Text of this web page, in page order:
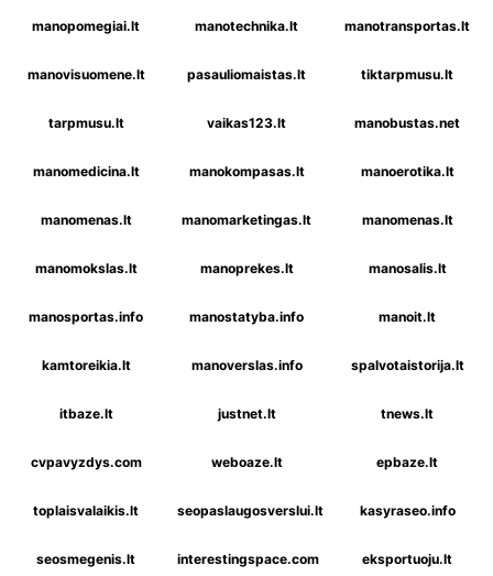
manopomegiai.lt manotechnika.lt manotransportas.lt
manovisuomene.lt pasauliomaistas.lt tiktarpmusu.lt
tarpmusu.lt vaikas123.lt manobustas.net
manomedicina.lt manokompasas.lt manoerotika.lt
manomenas.lt manomarketingas.lt manomenas.lt
manomokslas.lt manoprekes.lt manosalis.lt
manosportas.info manostatyba.info manoit.lt
kamtoreikia.lt manoverslas.info spalvotaistorija.lt
itbaze.lt justnet.lt tnews.lt
cvpavyzdys.com weboaze.lt epbaze.lt
toplaisvalaikis.lt seopaslaugosverslui.lt kasyraseo.info
seosmegenis.lt interestingspace.com eksportuoju.lt